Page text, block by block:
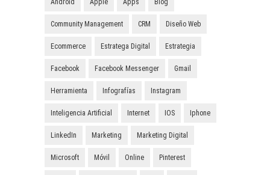
Android Apple Apps Blog
Community Management CRM Diseño Web
Ecommerce Estratega Digital Estrategia
Facebook Facebook Messenger Gmail
Herramienta Infografías Instagram
Inteligencia Artificial Internet IOS Iphone
LinkedIn Marketing Marketing Digital
Microsoft Móvil Online Pinterest